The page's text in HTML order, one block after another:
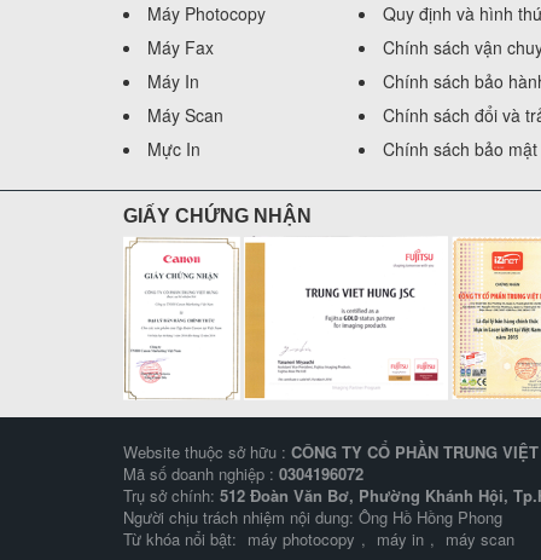
Máy Photocopy
Máy Fax
Máy In
Máy Scan
Mực In
Quy định và hình
Chính sách vận
Chính sách bảo
Chính sách đổi và
Chính sách bảo
GIẤY CHỨNG NHẬN
Website thuộc sở hữu : CÔNG TY CỔ PHẦN TRUNG
Mã số doanh nghiệp : 0304196072
Trụ sở chính: 512 Đoàn Văn Bơ, Phường Khánh Hội,
Người chịu trách nhiệm nội dung: Ông Hồ Hồng Phong
Từ khóa nổi bật: máy photocopy , máy in , máy scan